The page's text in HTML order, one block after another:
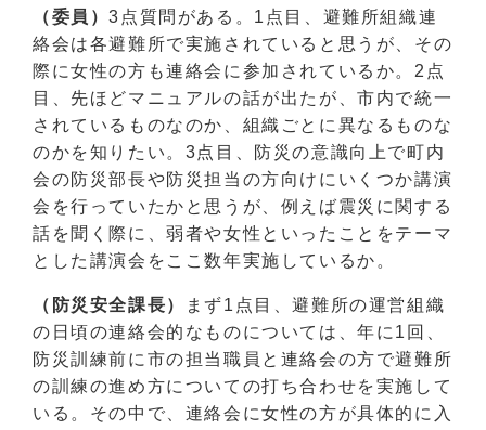
（委員）3点質問がある。1点目、避難所組織連
絡会は各避難所で実施されていると思うが、その
際に女性の方も連絡会に参加されているか。2点
目、先ほどマニュアルの話が出たが、市内で統一
されているものなのか、組織ごとに異なるものな
のかを知りたい。3点目、防災の意識向上で町内
会の防災部長や防災担当の方向けにいくつか講演
会を行っていたかと思うが、例えば震災に関する
話を聞く際に、弱者や女性といったことをテーマ
とした講演会をここ数年実施しているか。
（防災安全課長）
まず1点目、避難所の運営組織
の日頃の連絡会的なものについては、年に1回、
防災訓練前に市の担当職員と連絡会の方で避難所
の訓練の進め方についての打ち合わせを実施して
いる。その中で、連絡会に女性の方が具体的に入